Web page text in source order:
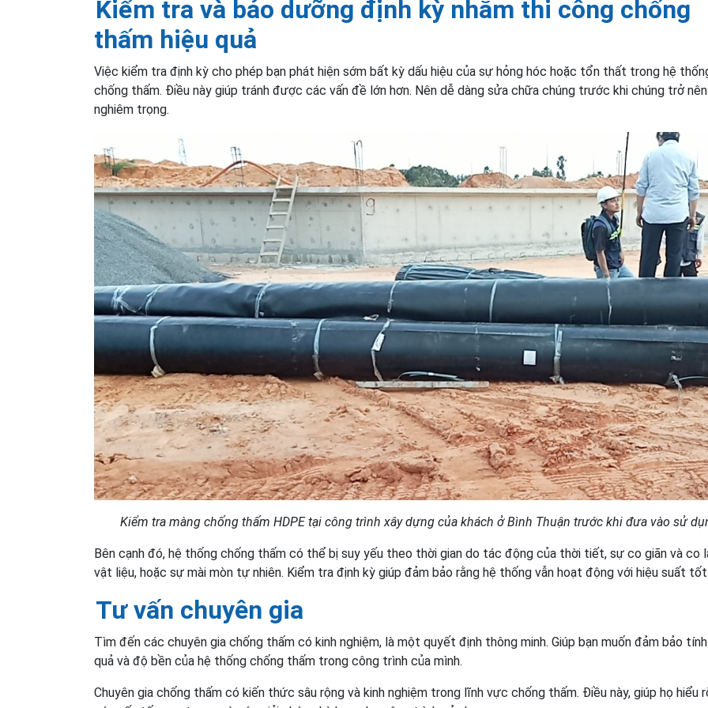
Kiểm tra và bảo dưỡng định kỳ nhằm thi công chống
thấm hiệu quả
Việc kiểm tra định kỳ cho phép bạn phát hiện sớm bất kỳ dấu hiệu của sự hỏng hóc hoặc tổn thất trong hệ
chống thấm. Điều này giúp tránh được các vấn đề lớn hơn. Nên dễ dàng sửa chữa chúng trước khi chúng trở nên
nghiêm trọng.
Kiểm tra màng chống thấm HDPE tại công trình xây dựng của khách ở Bình Thuận trước khi đưa vào sử
Bên cạnh đó, hệ thống chống thấm có thể bị suy yếu theo thời gian do tác động của thời tiết, sự co giãn và co
vật liệu, hoặc sự mài mòn tự nhiên. Kiểm tra định kỳ giúp đảm bảo rằng hệ thống vẫn hoạt động với hiệu suất
Tư vấn chuyên gia
Tìm đến các chuyên gia chống thấm có kinh nghiệm, là một quyết định thông minh. Giúp bạn muốn đảm bảo
quả và độ bền của hệ thống chống thấm trong công trình của mình.
Chuyên gia chống thấm có kiến thức sâu rộng và kinh nghiệm trong lĩnh vực chống thấm. Điều này, giúp họ hiểu